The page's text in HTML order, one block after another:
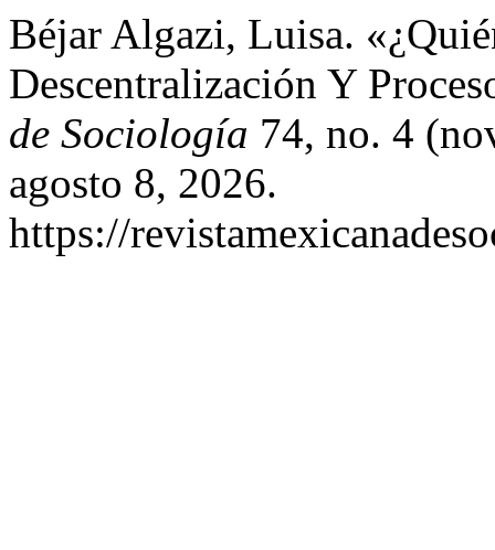
Béjar Algazi, Luisa.
Descentralización Y
de Sociología 74, no. 4
agosto 8, 2026.
https://